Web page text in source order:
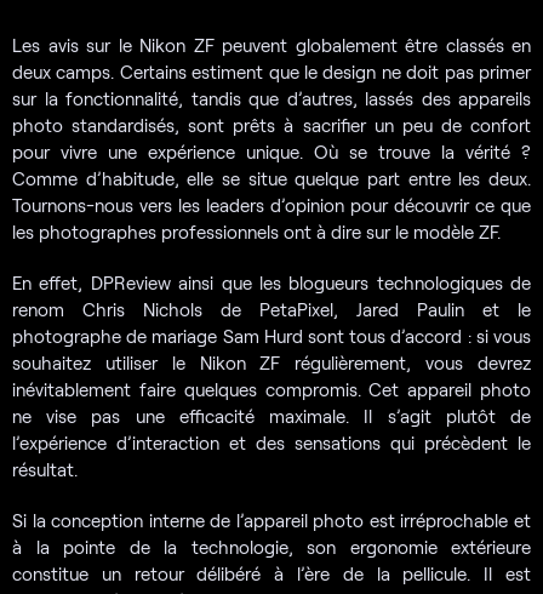
Les avis sur le Nikon ZF peuvent globalement être classés en
deux camps. Certains estiment que le design ne doit pas primer
sur la fonctionnalité, tandis que d’autres, lassés des appareils
photo standardisés, sont prêts à sacrifier un peu de confort
pour vivre une expérience unique. Où se trouve la vérité ?
Comme d’habitude, elle se situe quelque part entre les deux.
Tournons-nous vers les leaders d’opinion pour découvrir ce que
les photographes professionnels ont à dire sur le modèle ZF.
En effet, DPReview ainsi que les blogueurs technologiques de
renom Chris Nichols de PetaPixel, Jared Paulin et le
photographe de mariage Sam Hurd sont tous d’accord : si vous
souhaitez utiliser le Nikon ZF régulièrement, vous devrez
inévitablement faire quelques compromis. Cet appareil photo
ne vise pas une efficacité maximale. Il s’agit plutôt de
l’expérience d’interaction et des sensations qui précèdent le
résultat.
Si la conception interne de l’appareil photo est irréprochable et
à la pointe de la technologie, son ergonomie extérieure
constitue un retour délibéré à l’ère de la pellicule. Il est